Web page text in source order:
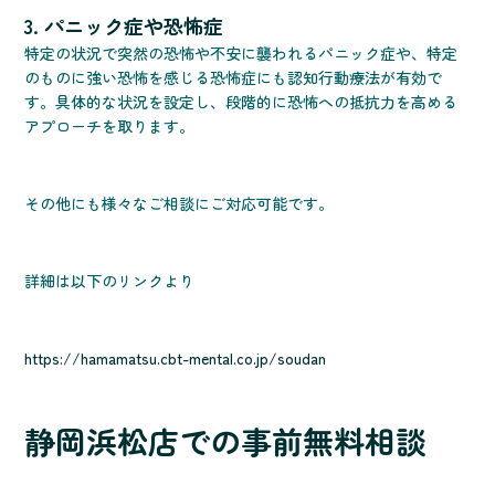
3. パニック症や恐怖症
特定の状況で突然の恐怖や不安に襲われるパニック症や、特定
のものに強い恐怖を感じる恐怖症にも認知行動療法が有効で
す。具体的な状況を設定し、段階的に恐怖への抵抗力を高める
アプローチを取ります。
その他にも様々なご相談にご対応可能です。
詳細は以下のリンクより
https://hamamatsu.cbt-mental.co.jp/soudan
静岡浜松店での事前無料相談